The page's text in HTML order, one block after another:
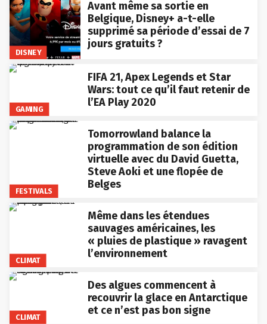
DISNEY
Avant même sa sortie en
Belgique, Disney+ a-t-elle
supprimé sa période d’essai de 7
jours gratuits ?
GAMING
FIFA 21, Apex Legends et Star
Wars: tout ce qu’il faut retenir de
l’EA Play 2020
FESTIVALS
Tomorrowland balance la
programmation de son édition
virtuelle avec du David Guetta,
Steve Aoki et une flopée de
Belges
CLIMAT
Même dans les étendues
sauvages américaines, les
« pluies de plastique » ravagent
l’environnement
CLIMAT
Des algues commencent à
recouvrir la glace en Antarctique
et ce n’est pas bon signe